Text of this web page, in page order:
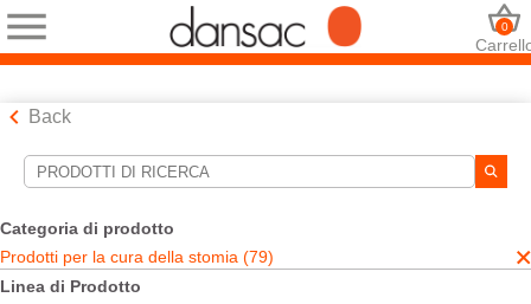
0
Back
Categoria di prodotto
Prodotti per la cura della stomia (79)
Linea di Prodotto
Strumenti di ricerca
Le tue selezioni:
Prodotti per la cura della stomia
Nova
Placche